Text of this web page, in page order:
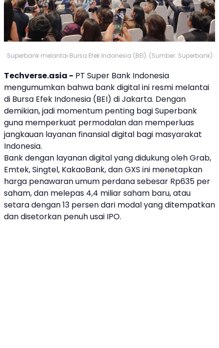
Superbank melantai Bursa Efek Indonesia (BEI). (Sumber: Superbank)
Techverse.asia - PT Super Bank Indonesia
mengumumkan bahwa bank digital ini resmi melantai
di Bursa Efek Indonesia (BEI) di Jakarta. Dengan
demikian, jadi momentum penting bagiSuperbank
guna memperkuat permodalan dan memperluas
jangkauan layanan finansial digital bagi masyarakat
Indonesia.
Bank dengan layanan digital yang didukung olehGrab,
Emtek, Singtel, KakaoBank, dan GXS ini menetapkan
harga penawaran umum perdana sebesar Rp635 per
saham, dan melepas 4,4 miliarsaham baru, atau
setara dengan 13 persen dari modal yang ditempatkan
dan disetorkan penuh usai IPO.